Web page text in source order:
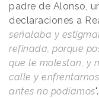
padre de Alonso,
declaraciones a
señalaba y
refinada, porque
que le molestan, y
calle y
antes no podíamos".